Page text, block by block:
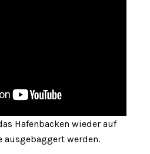
Hafenbacken wieder auf
ausgebaggert werden.